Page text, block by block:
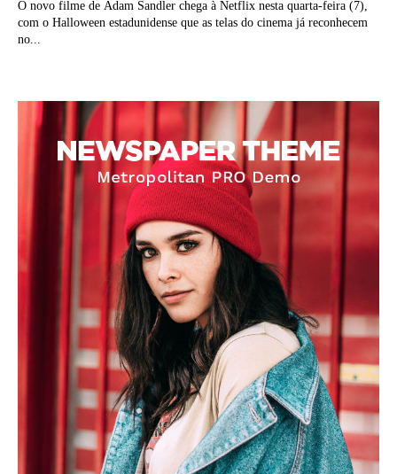
O novo filme de Adam Sandler chega à Netflix nesta quarta-feira (7),
com o Halloween estadunidense que as telas do cinema já reconhecem
no...